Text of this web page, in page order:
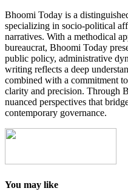
Bhoomi Today is a
specializing in socio-political
narratives. With a methodical
bureaucrat, Bhoomi Today
public policy, administrative
writing reflects a deep
combined with a commitment
clarity and precision. Through
nuanced perspectives that
contemporary governance.
You may like